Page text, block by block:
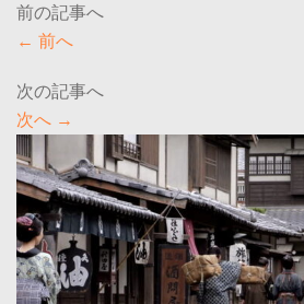
← 前へ
次へ →